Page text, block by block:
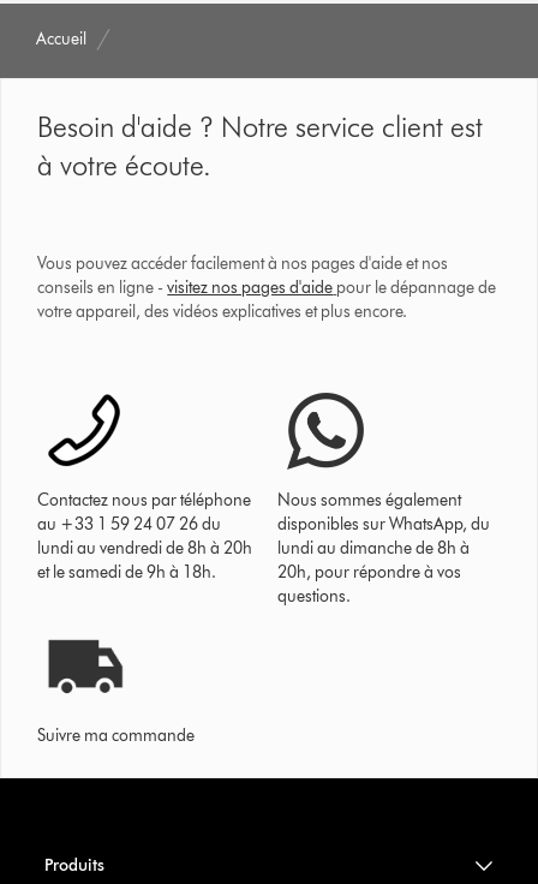
Accueil
Besoin d'aide ? Notre service client est
à votre écoute.
Vous pouvez accéder facilement à nos pages d'aide et nos
conseils en ligne -visitez nos pages d'aide pour le dépannage de
votre appareil, des vidéos explicatives et plus encore.
Contactez nous par téléphone
au +33 1 59 24 07 26 du
lundi au vendredi de 8h à 20h
et le samedi de 9h à 18h.
Nous sommes également
disponibles sur WhatsApp, du
lundi au dimanche de 8h à
20h, pour répondre à vos
questions.
Suivre ma commande
Produits